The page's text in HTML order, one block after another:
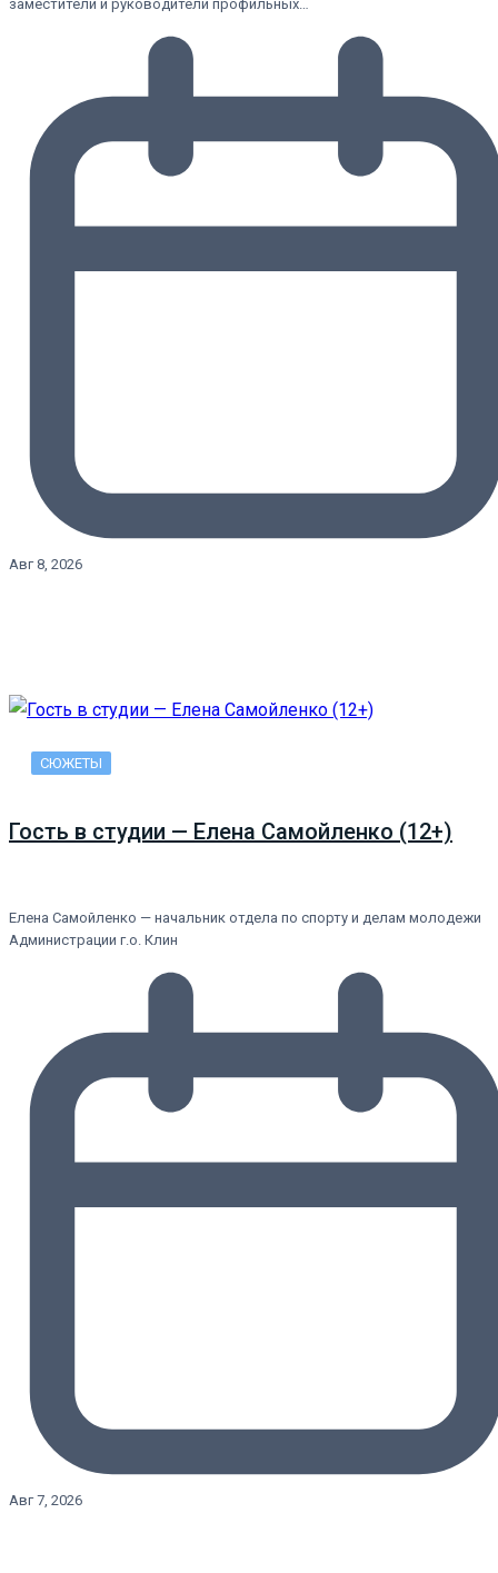
заместители и руководители профильных…
Авг 8, 2026
СЮЖЕТЫ
Гость в студии — Елена Самойленко (12+)
Елена Самойленко — начальник отдела по спорту и делам молодежи
Администрации г.о. Клин
Авг 7, 2026